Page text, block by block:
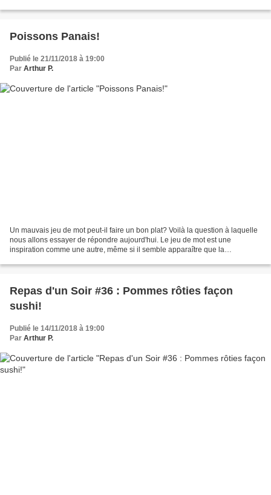
Poissons Panais!
Publié le 21/11/2018 à 19:00
Par Arthur P.
Un mauvais jeu de mot peut-il faire un bon plat? Voilà la question à laquelle
nous allons essayer de répondre aujourd'hui. Le jeu de mot est une
inspiration comme une autre, même si il semble apparaître que la
Repas d'un Soir #36 : Pommes rôties façon
sushi!
Publié le 14/11/2018 à 19:00
Par Arthur P.